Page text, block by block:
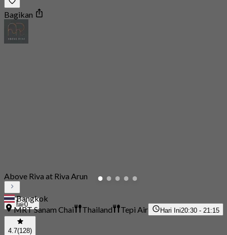
Bagikan
0
Above Riva at Riva Arun
Bangkok
MRT Sanam Chai
Thailand Tepi Air Hari Ini20:30 - 21:15
4.7(128)